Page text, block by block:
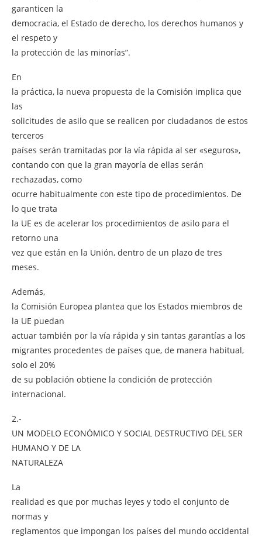
garanticen la
democracia, el Estado de derecho, los derechos humanos y
el respeto y
la protección de las minorías”.
En
la práctica, la nueva propuesta de la Comisión implica que
las
solicitudes de asilo que se realicen por ciudadanos de estos
terceros
países serán tramitadas por la vía rápida al ser «seguros»,
contando con que la gran mayoría de ellas serán
rechazadas, como
ocurre habitualmente con este tipo de procedimientos. De
lo que trata
la UE es de acelerar los procedimientos de asilo para el
retorno una
vez que están en la Unión, dentro de un plazo de tres
meses.
Además,
la Comisión Europea plantea que los Estados miembros de
la UE puedan
actuar también por la vía rápida y sin tantas garantías a los
migrantes procedentes de países que, de manera habitual,
solo el 20%
de su población obtiene la condición de protección
internacional.
2.-
UN MODELO ECONÓMICO Y SOCIAL DESTRUCTIVO DEL SER
HUMANO Y DE LA
NATURALEZA
La
realidad es que por muchas leyes y todo el conjunto de
normas y
reglamentos que impongan los países del mundo occidental